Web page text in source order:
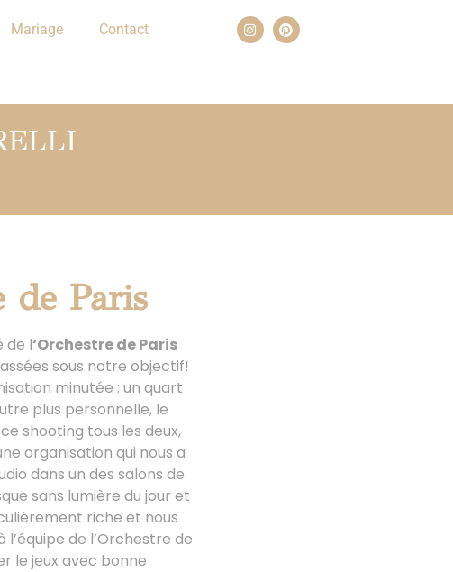
Mariage Contact
de Paris
de l‘Orchestre de Paris
sous notre objectif!
minutée : un quart
plus personnelle, le
shooting tous les deux,
organisation qui nous a
dans un des salons de
sans lumière du jour et
riche et nous
de l’Orchestre de
le jeux avec bonne